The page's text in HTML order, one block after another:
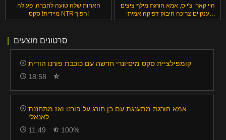
האחות שלה טועה לחברה, פעולה
מיידית! סקס NTR הפוך!
היי קארי צ'ייס, אמא חורגת מילף ציצים
ענקיים צריכה חיבוק דפיקה אמיתי
עכשיו
סרטונים מוצעים
קומפילציית סקס מיסיונרי חדשה עם כוכבת פורנו הודית
18:58
אמא חורגת מתענגת עם בן חורג על פורנו ואז מתחננת
11:49
100%